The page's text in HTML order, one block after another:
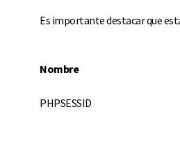
Es importante destacar que
Nombre
PHPSESSID